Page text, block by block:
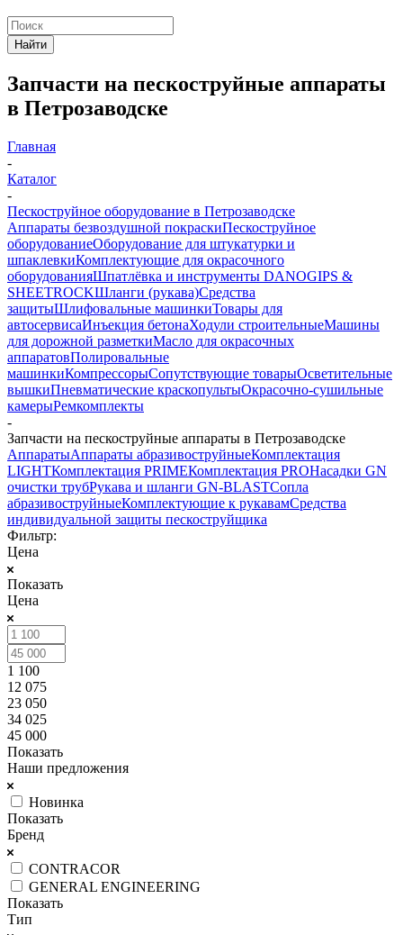
Найти
Запчасти на пескоструйные аппараты
в Петрозаводске
Главная
-
Каталог
-
Пескоструйное оборудование в Петрозаводске
Аппараты безвоздушной покраскиПескоструйное
оборудованиеОборудование для штукатурки и
шпаклевкиКомплектующие для окрасочного
оборудованияШпатлёвка и инструменты DANOGIPS &
SHEETROCKШланги (рукава)Средства
защитыШлифовальные машинкиТовары для
автосервисаИнъекция бетонаХодули строительныеМашины
для дорожной разметкиМасло для окрасочных
аппаратовПолировальные
машинкиКомпрессорыСопутствующие товарыОсветительные
вышкиПневматические краскопультыОкрасочно-сушильные
камерыРемкомплекты
-
Запчасти на пескоструйные аппараты в Петрозаводске
АппаратыАппараты абразивоструйныеКомплектация
LIGHTКомплектация PRIMEКомплектация PROНасадки GN
очистки трубРукава и шланги GN-BLASTСопла
абразивоструйныеКомплектующие к рукавамСредства
индивидуальной защиты пескоструйщика
Фильтр:
Цена
Показать
Цена
1 100
12 075
23 050
34 025
45 000
Показать
Наши предложения
Новинка
Показать
Бренд
CONTRACOR
GENERAL ENGINEERING
Показать
Тип